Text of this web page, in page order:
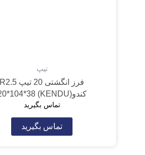
تیپ
فرز انگشتی 20 تیپ R2.5
کندو(KENDU) 20*104*38
تماس بگیرید
تماس بگیرید